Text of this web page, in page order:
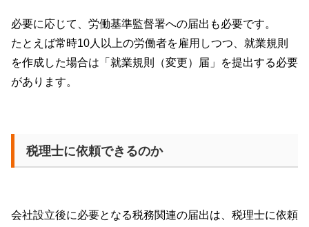
必要に応じて、労働基準監督署への届出も必要です。
たとえば常時10人以上の労働者を雇用しつつ、就業規則
を作成した場合は「就業規則（変更）届」を提出する必要
があります。
税理士に依頼できるのか
会社設立後に必要となる税務関連の届出は、税理士に依頼